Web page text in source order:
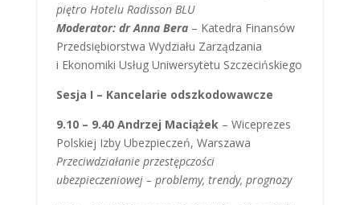
piętro Hotelu Radisson BLU
Moderator: dr Anna Bera – Katedra Finansów
Przedsiębiorstwa Wydziału Zarządzania
i Ekonomiki Usług Uniwersytetu Szczecińskiego
Sesja I – Kancelarie odszkodowawcze
9.10 – 9.40 Andrzej Maciążek– Wiceprezes
Polskiej Izby Ubezpieczeń, Warszawa
Przeciwdziałanie przestępczości
ubezpieczeniowej – problemy, trendy, prognozy